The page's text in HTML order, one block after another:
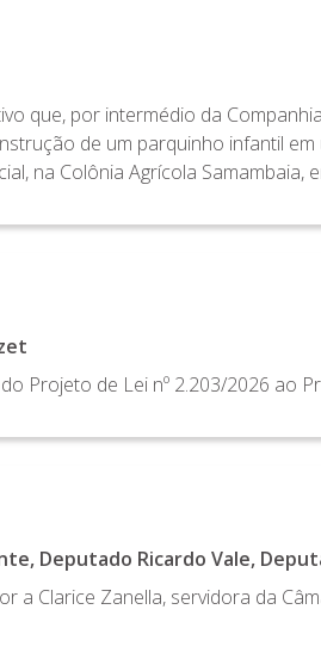
que, por intermédio da
de um parquinho infantil
na Colônia Agrícola Samambaia,
Projeto de Lei nº 2.203/2026 ao
Deputado Ricardo Vale,
a Clarice Zanella, servidora da